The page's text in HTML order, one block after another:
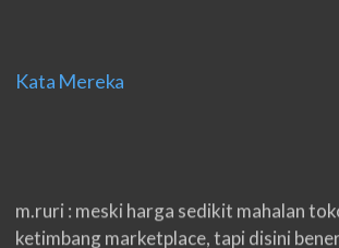
Kata Mereka
m.ruri : meski harga sedikit mahalan
ketimbang marketplace, tapi disini